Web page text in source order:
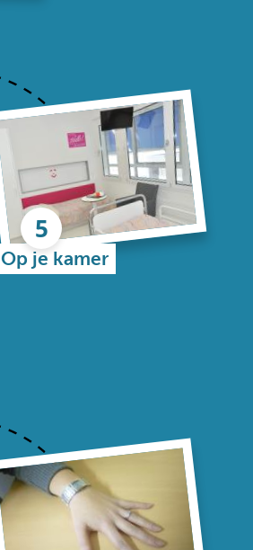
Op je kamer